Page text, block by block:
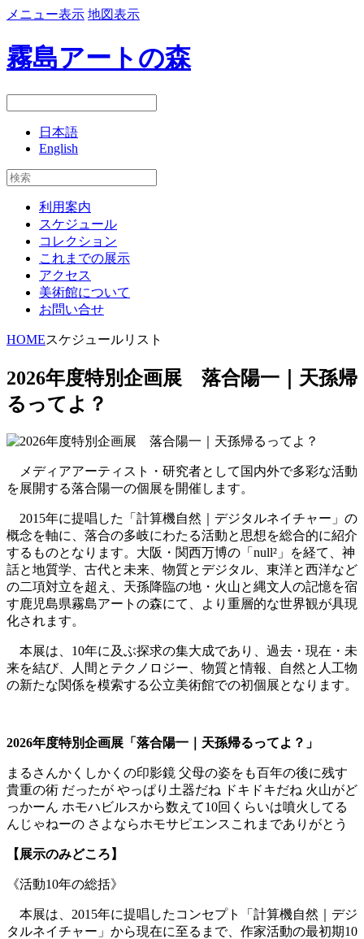
メニュー表示 地図表示
霧島アートの森
日本語
English
利用案内
スケジュール
コレクション
これまでの展示
アクセス
美術館について
お問い合せ
HOMEスケジュールリスト
2026年度特別企画展 落合陽一｜天孫帰
るってよ？
メディアアーティスト・研究者として国内外で多彩な活動
を展開する落合陽一の個展を開催します。
2015年に提唱した「計算機自然｜デジタルネイチャー」の
概念を軸に、落合の多岐にわたる活動と思想を総合的に紹介
するものとなります。大阪・関西万博の「null²」を経て、神
話と地質学、古代と未来、物質とデジタル、東洋と西洋など
の二項対立を超え、天孫降臨の地・火山と縄文人の記憶を宿
す鹿児島県霧島アートの森にて、より重層的な世界観が具現
化されます。
本展は、10年に及ぶ探求の集大成であり、過去・現在・未
来を結び、人間とテクノロジー、物質と情報、自然と人工物
の新たな関係を模索する公立美術館での初個展となります。
2026年度特別企画展「落合陽一｜天孫帰るってよ？」
まるさんかくしかくの印影鏡 ⽗⺟の姿をも百年の後に残す
貴重の術 だったが やっぱり⼟器だね ドキドキだね ⽕⼭がど
っかーん ホモハビルスから数えて10回くらいは噴⽕してる
んじゃねーの さよならホモサピエンスこれまでありがとう
【展示のみどころ】
《活動10年の総括》
本展は、2015年に提唱したコンセプト「計算機自然｜デジ
タルネイチャー」から現在に至るまで、作家活動の最初期10